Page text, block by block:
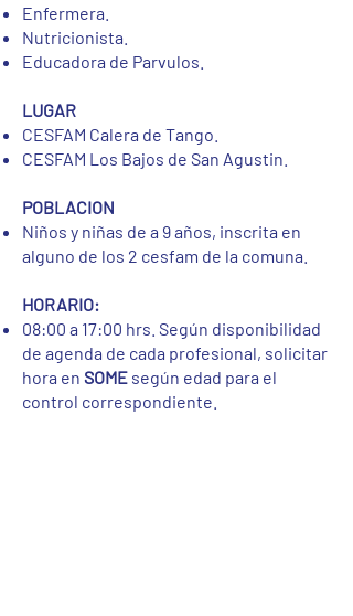
Enfermera.
Nutricionista.
Educadora de Parvulos.
LUGAR
CESFAM Calera de Tango.
CESFAM Los Bajos de San Agustin.
POBLACION
Niños y niñas de a 9 años, inscrita en
alguno de los 2 cesfam de la comuna.
HORARIO:
08:00 a 17:00 hrs. Según disponibilidad
de agenda de cada profesional, solicitar
hora en SOME según edad para el
control correspondiente.